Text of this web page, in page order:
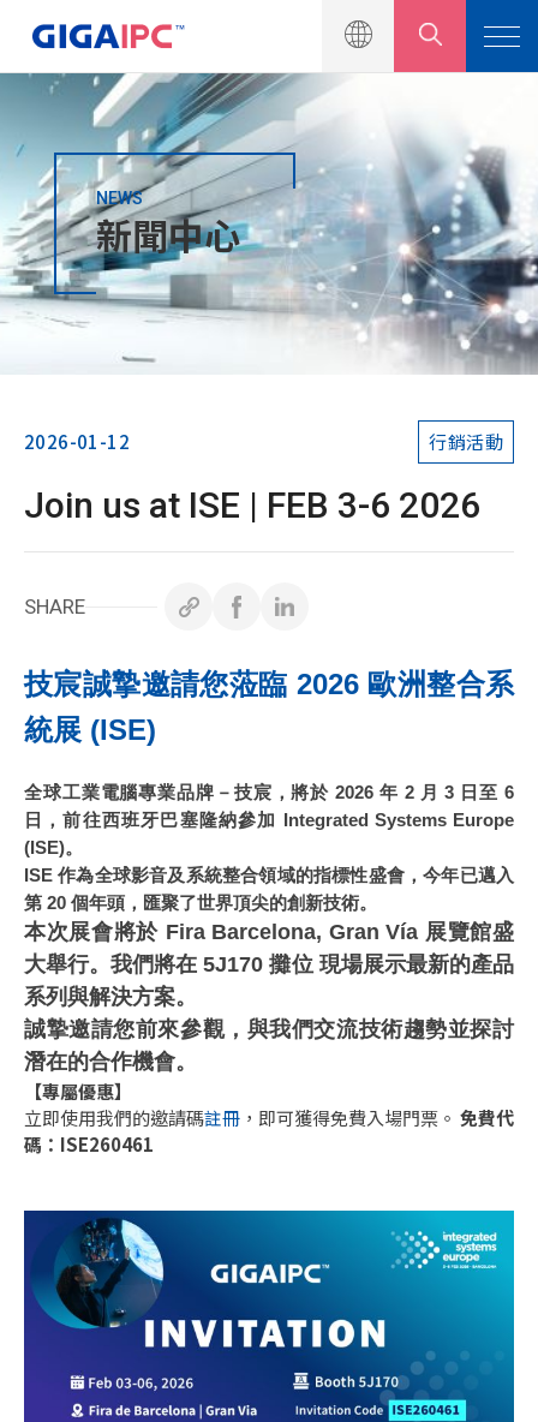
NEWS
新聞中心
2026-01-12 行銷活動
Join us at ISE | FEB 3-6 2026
SHARE
技宸誠摯邀請您蒞臨 2026 歐洲整合系
統展 (ISE)
全球工業電腦專業品牌－技宸，將於 2026 年 2 月 3 日至 6
日，前往西班牙巴塞隆納參加 Integrated Systems Europe
(ISE)。
ISE 作為全球影音及系統整合領域的指標性盛會，今年已邁入
第 20 個年頭，匯聚了世界頂尖的創新技術。
本次展會將於 Fira Barcelona, Gran Vía 展覽館盛
大舉行。我們將在5J170 攤位現場展示最新的產品
系列與解決方案。
誠摯邀請您前來參觀，與我們交流技術趨勢並探討
潛在的合作機會。
【專屬優惠】
立即使用我們的邀請碼註冊 ，即可獲得免費入場門票。 免費代
碼：ISE260461
產品介紹
解決方案
新聞中心
行銷活動
產品型錄
技術支援
企業永續
投資人專區
聯絡技宸
Copyright ©2026 技宸股份有限公司GIGAIPCAll Rights
Reserved.